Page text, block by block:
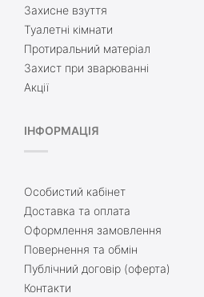
Захисне взуття
Туалетні кімнати
Протиральний матеріал
Захист при зварюванні
Акції
ІНФОРМАЦІЯ
Особистий кабінет
Доставка та оплата
Оформлення замовлення
Повернення та обмін
Публічний договір (оферта)
Контакти